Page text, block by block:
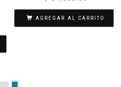
AGREGAR AL CARRITO